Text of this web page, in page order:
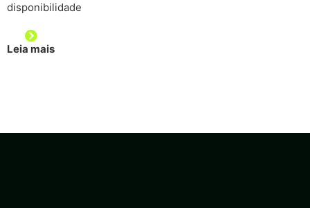
disponibilidade
Leia mais